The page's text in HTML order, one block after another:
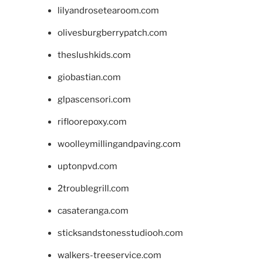
lilyandrosetearoom.com
olivesburgberrypatch.com
theslushkids.com
giobastian.com
glpascensori.com
rifloorepoxy.com
woolleymillingandpaving.com
uptonpvd.com
2troublegrill.com
casateranga.com
sticksandstonesstudiooh.com
walkers-treeservice.com